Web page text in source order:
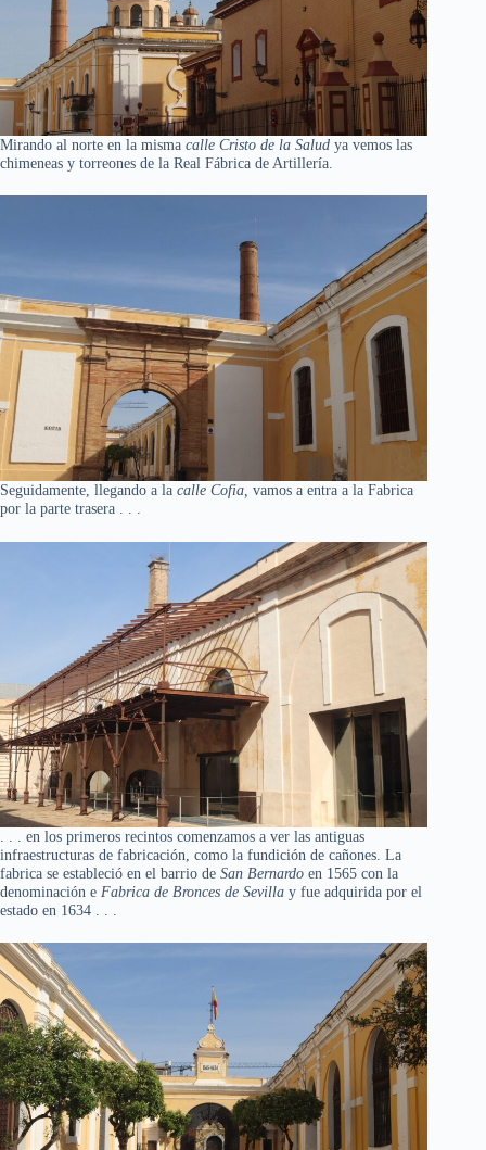
Mirando al norte en la misma calle Cristo de la Salud ya vemos las
chimeneas y torreones de la Real Fábrica de Artillería.
Seguidamente, llegando a la calle Cofia, vamos a entra a la Fabrica
por la parte trasera . . .
. . . en los primeros recintos comenzamos a ver las antiguas
infraestructuras de fabricación, como la fundición de cañones. La
fabrica se estableció en el barrio de San Bernardo en 1565 con la
denominación e Fabrica de Bronces de Sevilla y fue adquirida por el
estado en 1634 . . .